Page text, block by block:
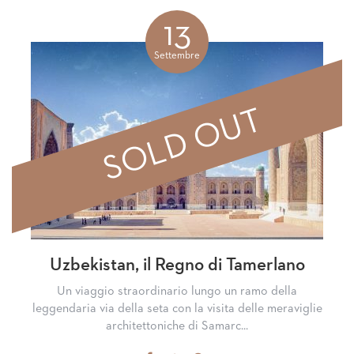
Facebook
13
Settembre
SOLD OUT
Uzbekistan, il Regno di Tamerlano
Un viaggio straordinario lungo un ramo della
leggendaria via della seta con la visita delle meraviglie
architettoniche di Samarc...